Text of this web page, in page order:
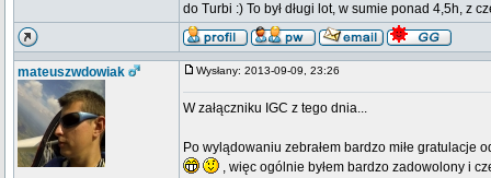
do Turbi :) To był długi lot, w sumie ponad 4,5h, z
mateuszwdowiak Wysłany: 2013-09-09, 23:26
W załączniku IGC z tego dnia...
Po wylądowaniu zebrałem bardzo miłe gratulacje
, więc ogólnie byłem bardzo zadowolony i